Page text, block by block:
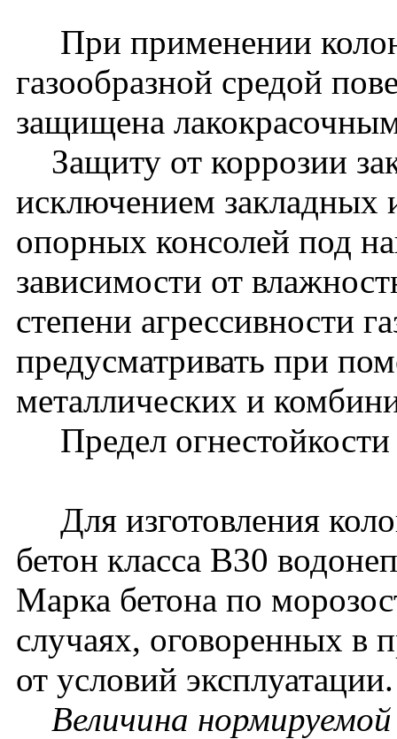
При применении
газообразной средой
защищена
Защиту от коррозии
исключением закладных
опорных консолей под
зависимости от
степени агрессивности
предусматривать при
металлических и
Предел огнестойкости
Для изготовления
бетон класса В30
Марка бетона по
случаях, оговоренных в
от условий эксплуатации.
Величина